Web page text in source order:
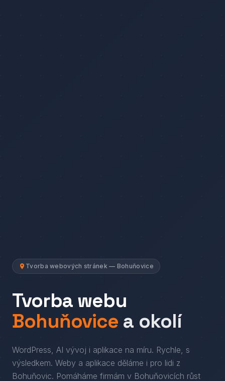
Tvorba webových stránek — Bohuňovice
Tvorba webu
Bohuňovice a okolí
WordPress, AI vývoj i aplikace na míru. Rychle, s
výsledkem. Weby a aplikace děláme i pro lidi z
Bohuňovic. Pomáháme firmám v Bohuňovicích růst